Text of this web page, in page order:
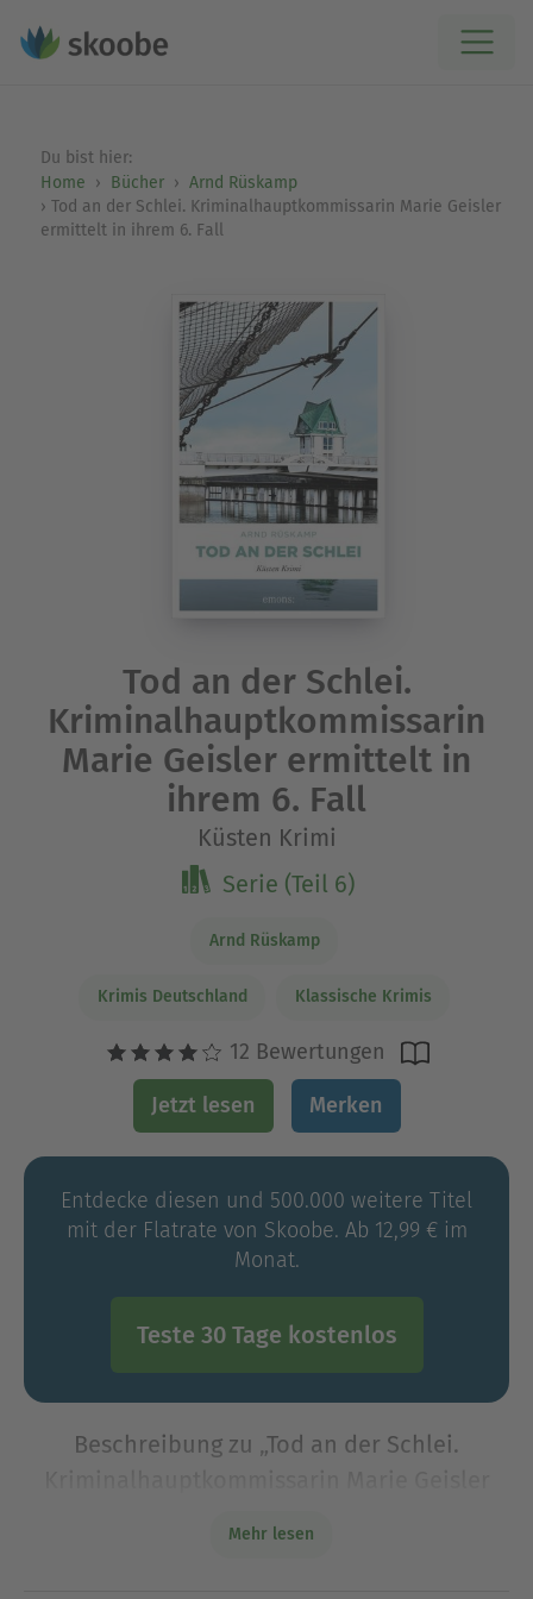
Du bist hier:
Home
Bücher
Arnd Rüskamp
Tod an der Schlei. Kriminalhauptkommissarin Marie Geisler
ermittelt in ihrem 6. Fall
Tod an der Schlei.
Kriminalhauptkommissarin
Marie Geisler ermittelt in
ihrem 6. Fall
Küsten Krimi
Serie (Teil 6)
Arnd Rüskamp
Krimis Deutschland Klassische Krimis
12 Bewertungen
Jetzt lesen Merken
Entdecke diesen und 500.000 weitere Titel
mit der Flatrate von Skoobe. Ab 12,99 € im
Monat.
Teste 30 Tage kostenlos
Beschreibung zu „Tod an der Schlei.
Mehr lesen